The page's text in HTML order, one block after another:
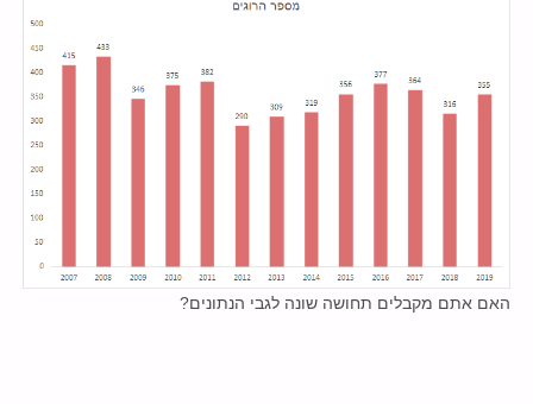
האם אתם מקבלים תחושה שונה לגבי הנתונים?